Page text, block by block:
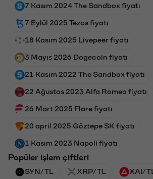
7 Kasım 2024 The Sandbox fiyatı
7 Eylül 2025 Tezos fiyatı
18 Kasım 2025 Livepeer fiyatı
3 Mayıs 2026 Dogecoin fiyatı
21 Kasım 2022 The Sandbox fiyatı
22 Ağustos 2023 Alfa Romeo fiyatı
26 Mart 2025 Flare fiyatı
20 april 2025 Göztepe SK fiyatı
1 Kasım 2023 Napoli fiyatı
Popüler işlem çiftleri
SYN/TL XRP/TL XAI/TL